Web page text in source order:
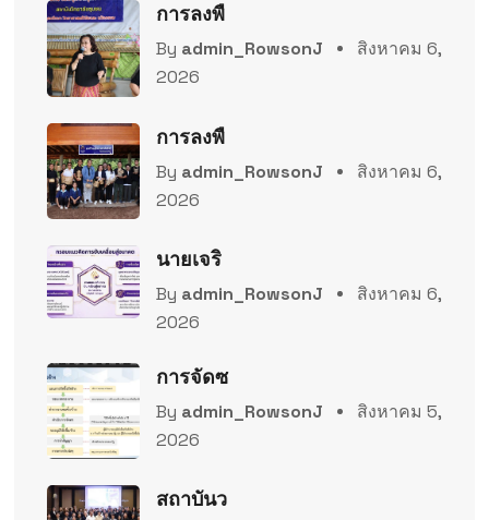
การลงพื
By admin_RowsonJ
สิงหาคม 6,
2026
การลงพื
By admin_RowsonJ
สิงหาคม 6,
2026
นายเจริ
By admin_RowsonJ
สิงหาคม 6,
2026
การจัดซ
By admin_RowsonJ
สิงหาคม 5,
2026
สถาบันว